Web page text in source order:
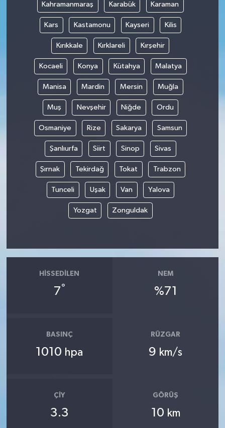
Kahramanmaraş Karabük Karaman
Kars Kastamonu Kayseri Kilis
Kırıkkale Kırklareli Kırşehir
Kocaeli Konya Kütahya Malatya
Manisa Mardin Mersin Muğla
Muş Nevşehir Niğde Ordu
Osmaniye Rize Sakarya Samsun
Şanlıurfa Siirt Sinop Sivas
Şırnak Tekirdağ Tokat Trabzon
Tunceli Uşak Van Yalova
Yozgat Zonguldak
HISSEDILEN
7°
NEM
%71
BASINÇ
1010 hpa
RÜZGAR
9 km/s
ÇIY
3.3
GÖRÜŞ
10 km